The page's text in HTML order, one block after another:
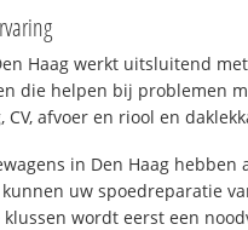
Haag werkt uitsluitend
die helpen bij problemen
afvoer en riool en
in Den Haag hebben
uw spoedreparatie
klussen wordt eerst een